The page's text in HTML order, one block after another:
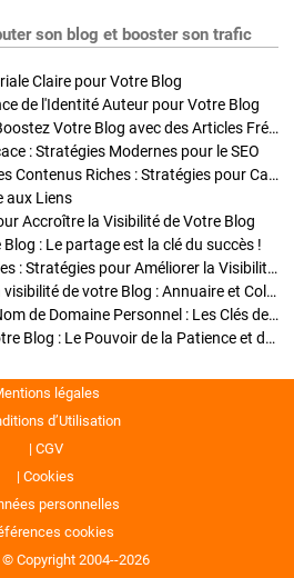
son blog et booster son trafic
Claire pour Votre Blog
de l'Identité Auteur pour Votre Blog
Stratégies de Publication : Boostez Votre Blog avec des Articles Fréquents et Exclusifs
: Stratégies Modernes pour le SEO
Enrichir Vos Articles avec des Contenus Riches : Stratégies pour Captiver et Optimiser
aux Liens
Accroître la Visibilité de Votre Blog
: Le partage est la clé du succès !
Optimisation SEO des Articles : Stratégies pour Améliorer la Visibilité de Votre Blog
Stratégies pour améliorer la visibilité de votre Blog : Annuaire et Collaborations
Pourquoi Investir dans un Nom de Domaine Personnel : Les Clés de la Réussite de Votre Blog
Comment Faire Émerger Votre Blog : Le Pouvoir de la Patience et de la Persévérance
légales
d’Utilisation
CGV
Cookies
personnelles
cookies
© Copyright 2004--2026